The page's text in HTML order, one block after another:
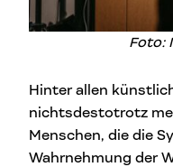
Foto:
Hinter allen
nichtsdestotrotz
Menschen, die die
Wahrnehmung der